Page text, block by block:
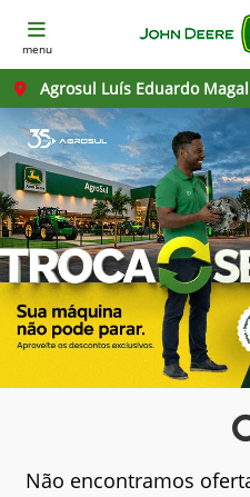
menu
Agrosul Luís Eduardo
Não encontramos